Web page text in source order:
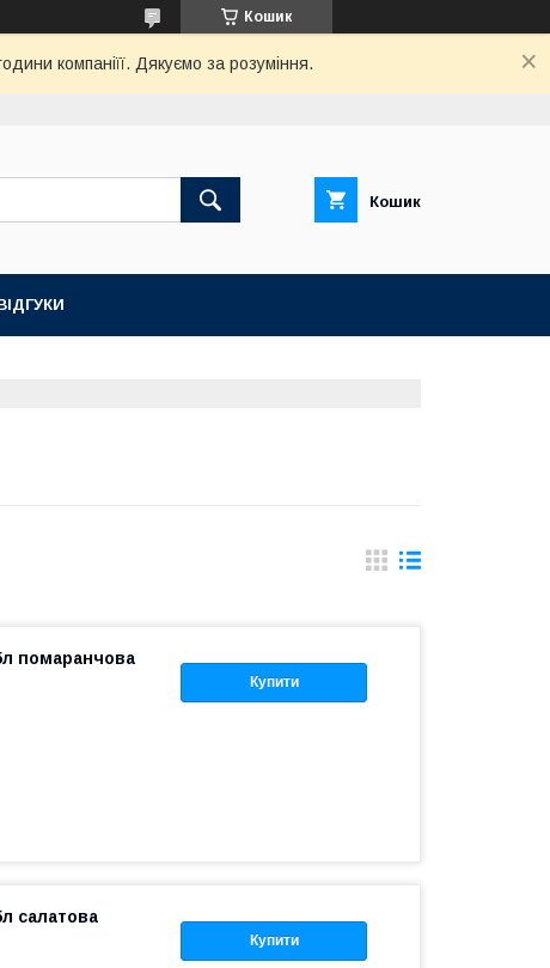
Кошик
компаніїї. Дякуємо за розуміння.
Кошик
Купити
помаранчова
Купити
салатова